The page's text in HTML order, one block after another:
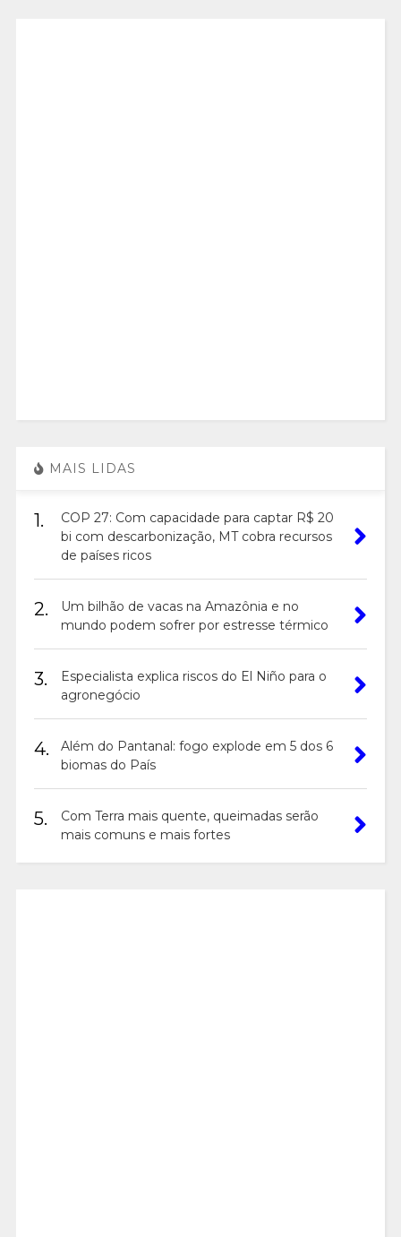
MAIS LIDAS
1.
COP 27: Com capacidade para captar R$ 20
bi com descarbonização, MT cobra recursos
de países ricos
2.
Um bilhão de vacas na Amazônia e no
mundo podem sofrer por estresse térmico
3.
Especialista explica riscos do El Niño para o
agronegócio
4.
Além do Pantanal: fogo explode em 5 dos 6
biomas do País
5.
Com Terra mais quente, queimadas serão
mais comuns e mais fortes